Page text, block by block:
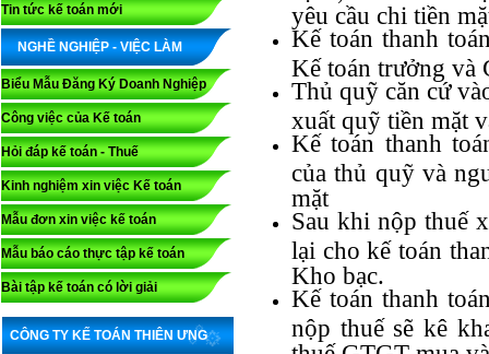
Tin tức kế toán mới
NGHỀ NGHIỆP - VIỆC LÀM
Biểu Mẫu Đăng Ký Doanh Nghiệp
Công việc của Kế toán
Hỏi đáp kế toán - Thuế
Kinh nghiệm xin việc Kế toán
Mẫu đơn xin việc kế toán
Mẫu báo cáo thực tập kế toán
Bài tập kế toán có lời giải
CÔNG TY KẾ TOÁN THIÊN ƯNG
yêu cầu chi tiền
Kế toán thanh
Kế toán trưởng và
Thủ quỹ căn cứ
xuất quỹ tiền mặt
Kế toán thanh
của thủ quỹ và
mặt
Sau khi nộp thuế
lại cho kế toán
Kho bạc.
Kế toán thanh
nộp thuế sẽ kê